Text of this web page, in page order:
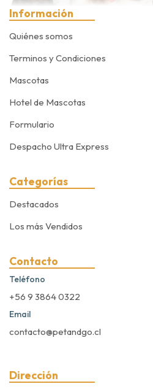
Información
Quiénes somos
Terminos y Condiciones
Mascotas
Hotel de Mascotas
Formulario
Despacho Ultra Express
Categorías
Destacados
Los más Vendidos
Contacto
Teléfono
+56 9 3864 0322
Email
contacto@petandgo.cl
Dirección